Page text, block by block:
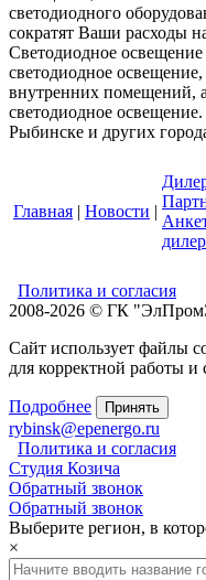
светодиодного
сократят Ваши расходы
Светодиодное
светодиодное
внутренних помещений,
светодиодное
Рыбинске и других
Главная | Новости |
Политика и согласия
2008-2026 © ГК
Сайт использует файлы
для корректной работы
Подробнее Принять
rybinsk@epenergo.ru
Политика и согласия
Студия Козича
Обратный звонок
Обратный звонок
Выберите регион, в
×